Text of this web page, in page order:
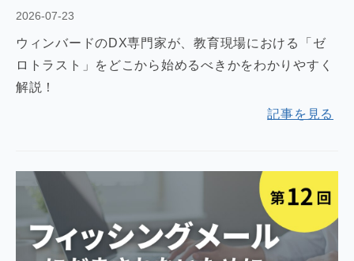
2026-07-23
ウィンバードのDX専門家が、教育現場における「ゼ
ロトラスト」をどこから始めるべきかをわかりやすく
解説！
記事を見る